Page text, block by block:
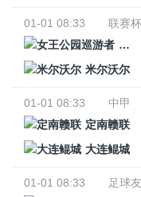
01-01 08:33
联赛杯
女
米尔沃尔
01-01 08:33
中甲
定南赣联
大连鲲城
01-01 08:33
足球